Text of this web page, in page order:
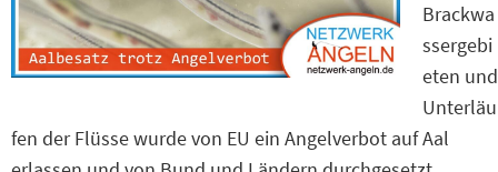
Brackwa
ssergebi
eten und
Unterläu
fen der Flüsse wurde von EU ein Angelverbot auf Aal